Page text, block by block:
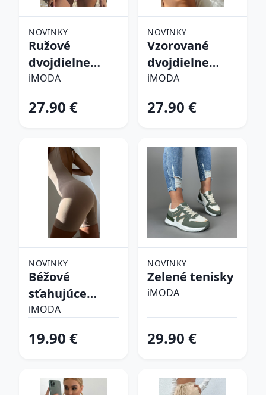
NOVINKY
Ružové
dvojdielne
plavky
iMODA
27.90 €
NOVINKY
Vzorované
dvojdielne
plavky
iMODA
27.90 €
NOVINKY
Béžové
sťahujúce
spodné prádlo
iMODA
19.90 €
NOVINKY
Zelené tenisky
iMODA
29.90 €